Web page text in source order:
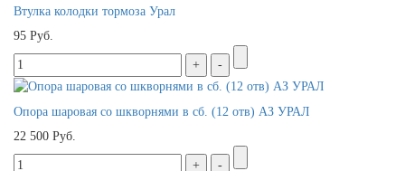
Втулка колодки тормоза Урал
95 Руб.
Опора шаровая со шкворнями в сб. (12 отв) АЗ УРАЛ
22 500 Руб.